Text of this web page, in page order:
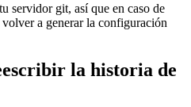
servidor git, así que en caso de
a generar la configuración
la historia de